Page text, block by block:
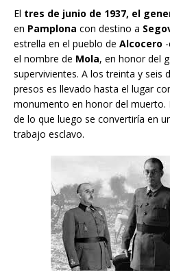
El tres de junio de 1937, el
en Pamplona con destino a
estrella en el pueblo de Alcocero
el nombre de Mola, en honor del
supervivientes. A los treinta y seis
presos es llevado hasta el lugar
monumento en honor del muerto.
de lo que luego se convertiría en
trabajo esclavo.